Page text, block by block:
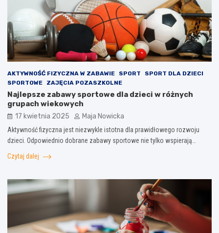
AKTYWNOŚĆ FIZYCZNA W ZABAWIE SPORT
SPORT DLA DZIECI
SPORTOWE
ZAJĘCIA POZASZKOLNE
Najlepsze zabawy sportowe dla dzieci w różnych
grupach wiekowych
17 kwietnia 2025 Maja Nowicka
Aktywność fizyczna jest niezwykle istotna dla prawidłowego rozwoju
dzieci. Odpowiednio dobrane zabawy sportowe nie tylko wspierają…
Czytaj dalej